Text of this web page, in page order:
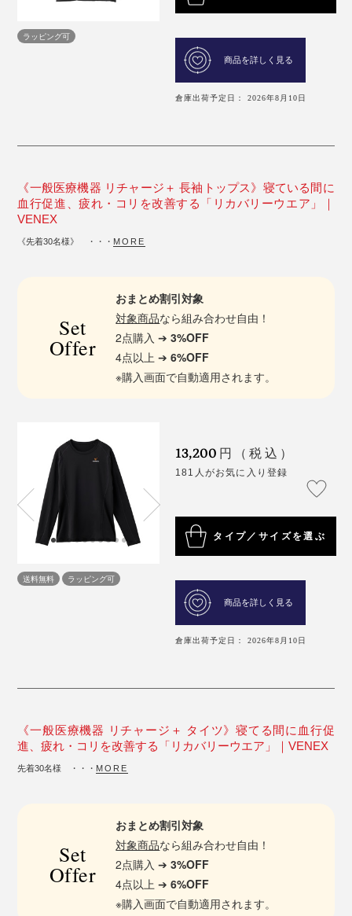
ラッピング可
商品を詳しく見る
倉庫出荷予定日： 2026年8月10日
《一般医療機器 リチャージ＋ 長袖トップス》寝ている間に
血行促進、疲れ・コリを改善する「リカバリーウエア」｜
VENEX
《先着30名様》 ・・・ MORE
Set
Offer
おまとめ割引対象
対象商品なら組み合わせ自由！
2点購入 ➔3%OFF
4点以上 ➔6%OFF
※購入画面で自動適用されます。
送料無料 ラッピング可
13,200 円（税込）
181人がお気に入り登録
タイプ／サイズを選ぶ
商品を詳しく見る
倉庫出荷予定日： 2026年8月10日
《一般医療機器 リチャージ＋ タイツ》寝てる間に血行促
進、疲れ・コリを改善する「リカバリーウエア」｜VENEX
先着30名様 ・・・ MORE
Set
Offer
おまとめ割引対象
対象商品なら組み合わせ自由！
2点購入 ➔3%OFF
4点以上 ➔6%OFF
※購入画面で自動適用されます。